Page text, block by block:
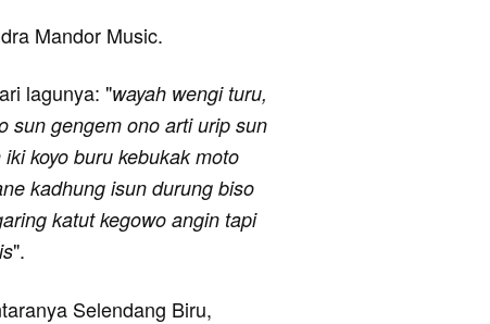
Mandor Music.
lagunya: "wayah wengi turu,
sun gengem ono arti urip sun
koyo buru kebukak moto
kadhung isun durung biso
katut kegowo angin tapi
".
Selendang Biru,